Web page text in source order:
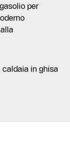
per
caldaia in ghisa